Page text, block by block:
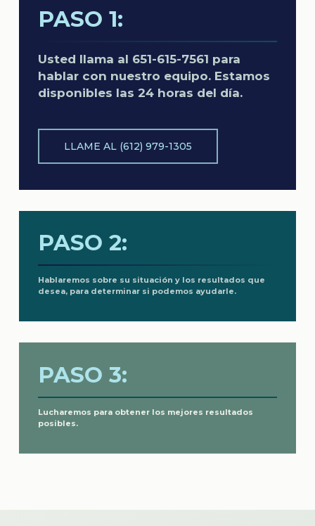
PASO 1:
Usted llama al 651-615-7561 para
hablar con nuestro equipo. Estamos
disponibles las 24 horas del día.
LLAME AL (612) 979-1305
PASO 2:
Hablaremos sobre su situación y los resultados que
desea, para determinar si podemos ayudarle.
PASO 3:
Lucharemos para obtener los mejores resultados
posibles.